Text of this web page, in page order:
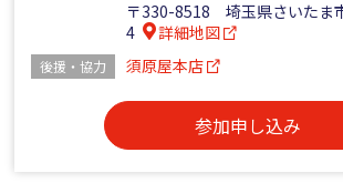
〒330-8518 埼玉県さいたま
4
詳細地図
後援・協力 須原屋本店
参加申し込み